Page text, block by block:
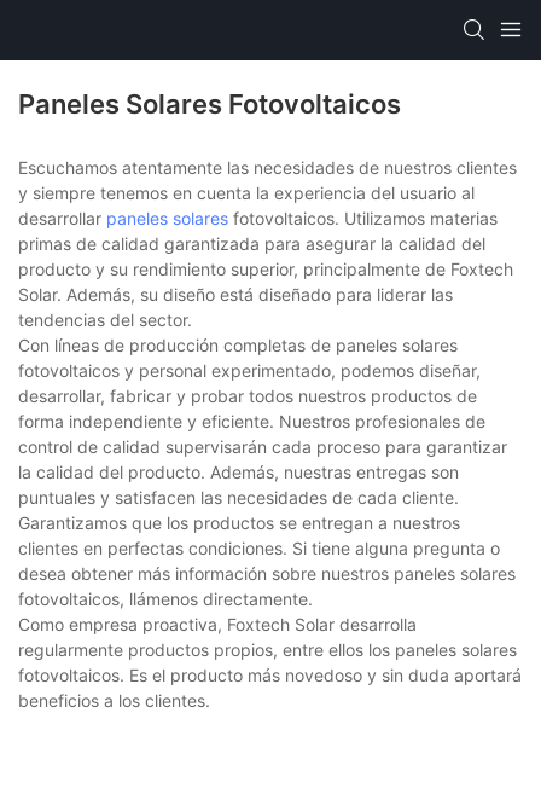
Paneles Solares Fotovoltaicos
Escuchamos atentamente las necesidades de nuestros clientes
y siempre tenemos en cuenta la experiencia del usuario al
desarrollar paneles solares fotovoltaicos. Utilizamos materias
primas de calidad garantizada para asegurar la calidad del
producto y su rendimiento superior, principalmente de Foxtech
Solar. Además, su diseño está diseñado para liderar las
tendencias del sector.
Con líneas de producción completas de paneles solares
fotovoltaicos y personal experimentado, podemos diseñar,
desarrollar, fabricar y probar todos nuestros productos de
forma independiente y eficiente. Nuestros profesionales de
control de calidad supervisarán cada proceso para garantizar
la calidad del producto. Además, nuestras entregas son
puntuales y satisfacen las necesidades de cada cliente.
Garantizamos que los productos se entregan a nuestros
clientes en perfectas condiciones. Si tiene alguna pregunta o
desea obtener más información sobre nuestros paneles solares
fotovoltaicos, llámenos directamente.
Como empresa proactiva, Foxtech Solar desarrolla
regularmente productos propios, entre ellos los paneles solares
fotovoltaicos. Es el producto más novedoso y sin duda aportará
beneficios a los clientes.